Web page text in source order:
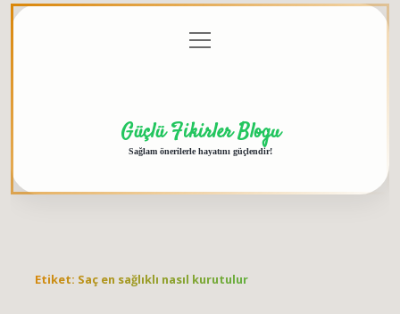
menüyü
aç
Güçlü Fikirler Blogu
Sağlam önerilerle hayatını güçlendir!
Etiket: Saç en sağlıklı nasıl kurutulur